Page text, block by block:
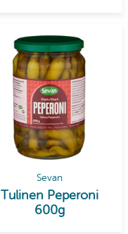
Sevan
Tulinen Peperoni
600g